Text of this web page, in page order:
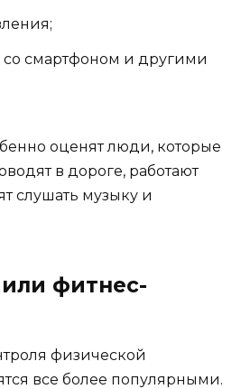
со смартфоном и другими
оценят люди, которые
в дороге, работают
слушать музыку и
фитнес-
физической
все более популярными.